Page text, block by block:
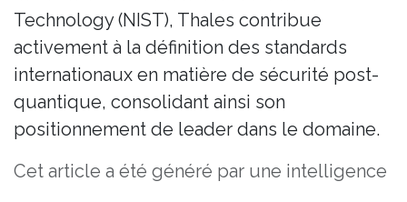
Technology (NIST), Thales contribue
activement à la définition des standards
internationaux en matière de sécurité post-
quantique, consolidant ainsi son
positionnement de leader dans le domaine.
Cet article a été généré par une intelligence